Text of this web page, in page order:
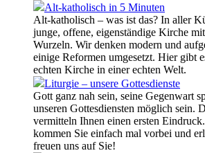
Alt-katholisch in 5 Minuten
Alt-katholisch – was ist das? In aller
junge, offene, eigenständige Kirche
Wurzeln. Wir denken modern und
einige Reformen umgesetzt. Hier gibt
echten Kirche in einer echten Welt.
Liturgie – unsere Gottesdienste
Gott ganz nah sein, seine Gegenwart
unseren Gottesdiensten möglich sein.
vermitteln Ihnen einen ersten
kommen Sie einfach mal vorbei und
freuen uns auf Sie!